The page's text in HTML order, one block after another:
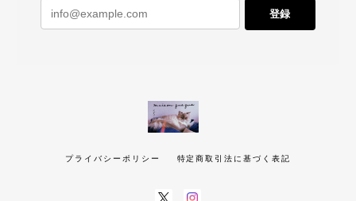
登録
プライバシーポリシー 特定商取引法に基づく表記